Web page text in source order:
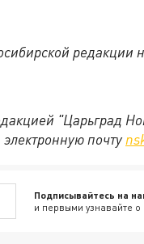
редакции
"Царьград
почту
Подписывайтесь на
и первыми узнавайте